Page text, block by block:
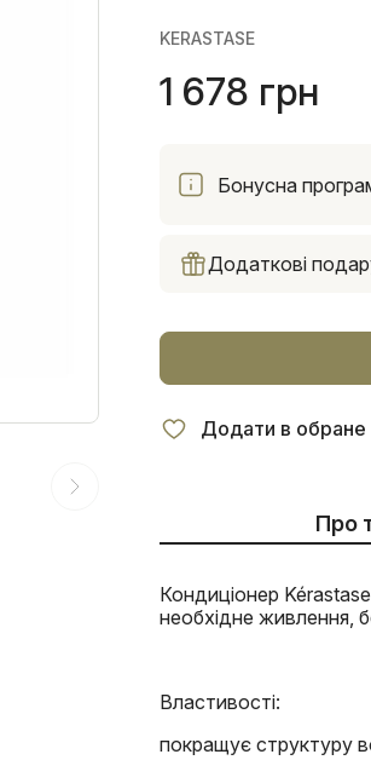
KERASTASE
1 678 грн
Бонусна
Додаткові
Додати в обране
Про
Кондиціонер
необхідне живлення,
Властивості:
покращує структуру